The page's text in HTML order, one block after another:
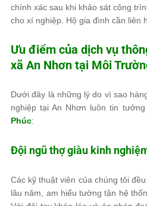
chính xác sau khi khảo sát công
cho xí nghiệp. Hộ gia đình cần liên
Ưu điểm của dịch vụ
xã An Nhơn tại Môi
Dưới đây là những lý do vì sao
nghiệp tại An Nhơn luôn tin
Phúc:
Đội ngũ thợ giàu kinh
Các kỹ thuật viên của chúng tôi
lâu năm, am hiểu tường tận hệ